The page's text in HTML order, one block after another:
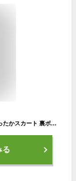
中綿キルト 裏ボア 巻きスカート 冬スカート あったかスカート 裏ボアスカート レディース 3way ラップスカート キルトスカート ひざ掛け 羽織り もこもこ 裏ボア ロング丈 あったか 防寒 冬
る